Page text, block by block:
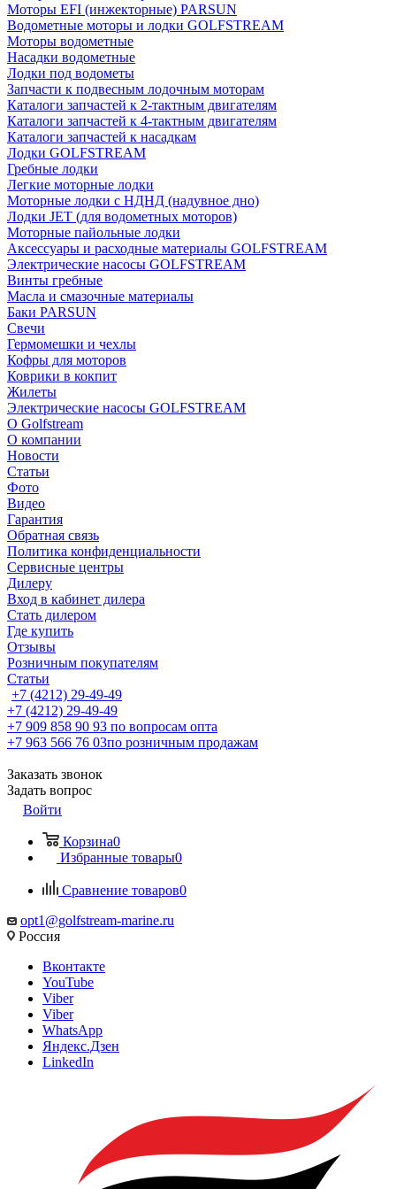
Моторы EFI (инжекторные) PARSUN
Водометные моторы и лодки GOLFSTREAM
Моторы водометные
Насадки водометные
Лодки под водометы
Запчасти к подвесным лодочным моторам
Каталоги запчастей к 2-тактным двигателям
Каталоги запчастей к 4-тактным двигателям
Каталоги запчастей к насадкам
Лодки GOLFSTREAM
Гребные лодки
Легкие моторные лодки
Моторные лодки с НДНД (надувное дно)
Лодки JET (для водометных моторов)
Моторные пайольные лодки
Аксессуары и расходные материалы GOLFSTREAM
Электрические насосы GOLFSTREAM
Винты гребные
Масла и смазочные материалы
Баки PARSUN
Свечи
Гермомешки и чехлы
Кофры для моторов
Коврики в кокпит
Жилеты
Электрические насосы GOLFSTREAM
О Golfstream
О компании
Новости
Статьи
Фото
Видео
Гарантия
Обратная связь
Политика конфиденциальности
Сервисные центры
Дилеру
Вход в кабинет дилера
Стать дилером
Где купить
Отзывы
Розничным покупателям
Статьи
+7 (4212) 29-49-49
+7 (4212) 29-49-49
+7 909 858 90 93 по вопросам опта
+7 963 566 76 03по розничным продажам
Заказать звонок
Задать вопрос
Войти
Корзина0
Избранные товары0
Сравнение товаров0
opt1@golfstream-marine.ru
Россия
Вконтакте
YouTube
Viber
Viber
WhatsApp
Яндекс.Дзен
LinkedIn